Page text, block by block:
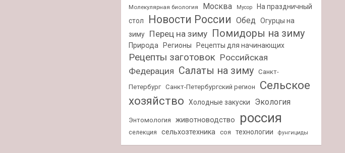
Молекулярная биология Москва Мусор
На праздничный
стол
Новости России Обед
Огурцы на
зиму
Перец на зиму Помидоры на зиму
Природа Регионы Рецепты для начинающих
Рецепты заготовок Российская
Федерация Салаты на зиму
Санкт-
Петербург Санкт-Петербургский регион
Сельское
хозяйство
Холодные закуски Экология
Энтомология животноводство россия
селекция сельхозтехника соя технологии фунгициды